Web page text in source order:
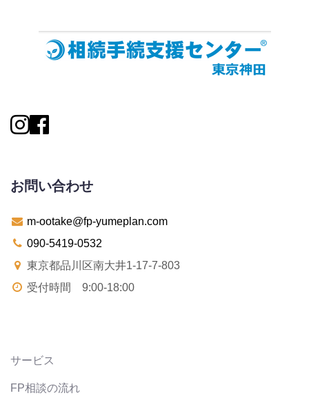
お問い合わせ
m-ootake@fp-yumeplan.com
090-5419-0532
東京都品川区南大井1-17-7-803
受付時間 9:00-18:00
サービス
FP相談の流れ